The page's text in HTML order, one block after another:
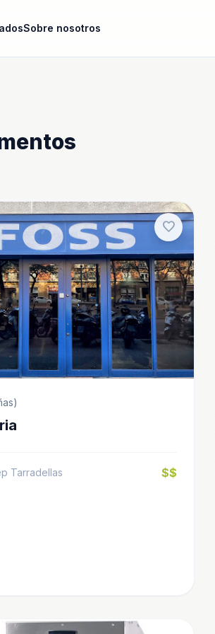
Sobre nosotros
favorite
Tarradellas $$